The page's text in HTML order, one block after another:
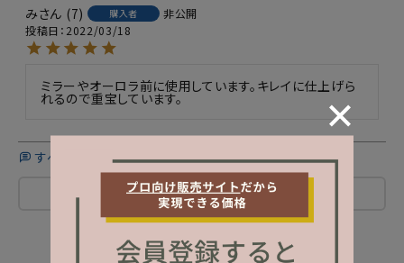
み 7 購入者
非公開
投稿日
2022/03/18
ミラーやオーロラ前に使用しています。キレイに仕上げら
れるので重宝しています。
すべてのレビューを見る
レビューを書く